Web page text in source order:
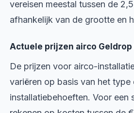
vereisen meestal tussen de
afhankelijk van de grootte en
Actuele prijzen airco Geldrop
De prijzen voor airco-
variëren op basis van het type
installatiebehoeften. Voor een